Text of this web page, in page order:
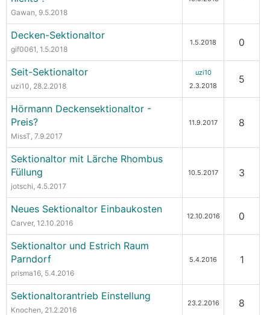
Gawan, 9.5.2018
Decken-Sektionaltor
gif0061, 1.5.2018
1.5.2018 0
Seit-Sektionaltor
uzi10, 28.2.2018
uzi10
2.3.2018
5
Hörmann Deckensektionaltor -
Preis?
MissT, 7.9.2017
11.9.2017 8
Sektionaltor mit Lärche Rhombus
Füllung
jotschi, 4.5.2017
10.5.2017 3
Neues Sektionaltor Einbaukosten
Carver, 12.10.2016
12.10.2016 0
Sektionaltor und Estrich Raum
Parndorf
prisma16, 5.4.2016
5.4.2016 1
Sektionaltorantrieb Einstellung
Knochen, 21.2.2016
23.2.2016 8